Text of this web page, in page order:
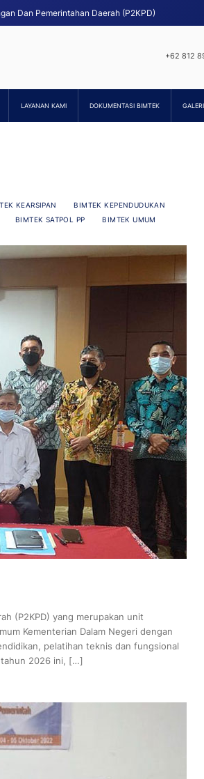
Dan Pemerintahan Daerah (P2KPD)
LAYANAN KAMI DOKUMENTASI BIMTEK
+62 812
KEARSIPAN
BIMTEK KEPENDUDUKAN
BIMTEK SATPOL PP BIMTEK UMUM
(P2KPD) yang merupakan unit
Kementerian Dalam Negeri dengan
pelatihan teknis dan fungsional
tahun 2026 ini, […]